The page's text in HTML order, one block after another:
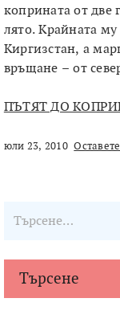
коприната от две
лято. Крайната
Киргизстан, а
връщане – от
ПЪТЯТ ДО
юли 23, 2010
Търсене